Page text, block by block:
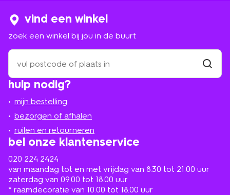
hulp nodig?
mijn bestelling
bezorgen of afhalen
ruilen en retourneren
bel onze klantenservice
020 224 2424
van maandag tot en met vrijdag van 8.30 tot 21.00 uur
zaterdag van 09.00 tot 18.00 uur
* raamdecoratie van 10.00 tot 18.00 uur
vind een winkel
zoek een winkel bij jou in de buurt
zoek
een
winkel
bij
in
de
buurt